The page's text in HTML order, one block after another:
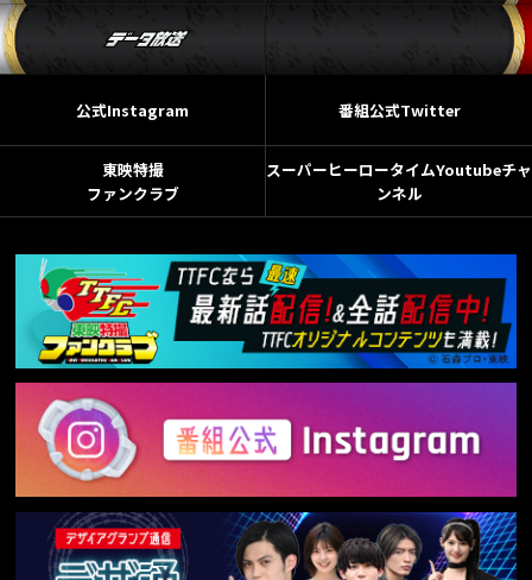
公式Instagram 番組公式Twitter
東映特撮
ファンクラブ
スーパーヒーロータイムYoutubeチャ
ンネル